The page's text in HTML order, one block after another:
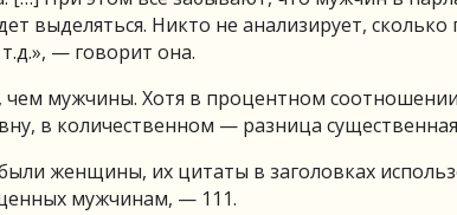
выделяться. Никто не анализирует,
— говорит она.
мужчины. Хотя в процентном соотношении
в количественном — разница
женщины, их цитаты в заголовках
мужчинам, — 111.